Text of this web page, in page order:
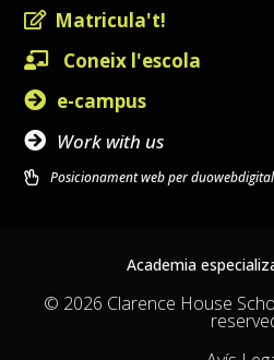
Matricula't!
Coneix l'escola
e-campus
Work with us
Posicionament web per duowebdigital
Academia
© 2026 Clarence House